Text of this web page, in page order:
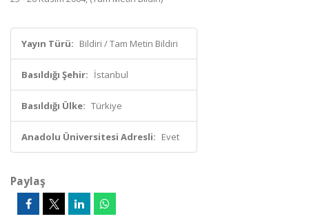
Yayın Türü: Bildiri / Tam Metin Bildiri
Basıldığı Şehir: İstanbul
Basıldığı Ülke: Türkiye
Anadolu Üniversitesi Adresli: Evet
Paylaş